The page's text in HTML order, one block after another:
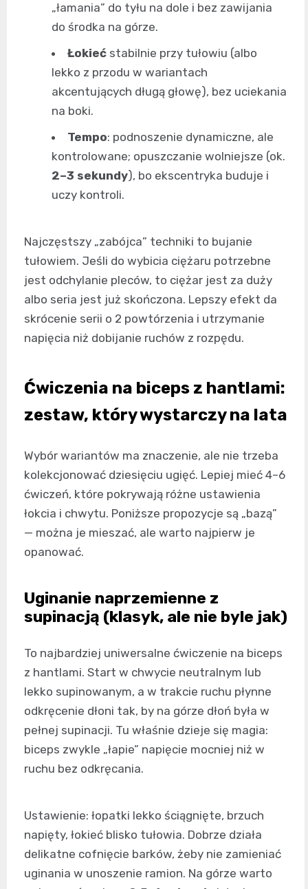
„łamania” do tyłu na dole i bez zawijania
do środka na górze.
Łokieć stabilnie przy tułowiu (albo
lekko z przodu w wariantach
akcentujących długą głowę), bez uciekania
na boki.
Tempo: podnoszenie dynamiczne, ale
kontrolowane; opuszczanie wolniejsze (ok.
2–3 sekundy), bo ekscentryka buduje i
uczy kontroli.
Najczęstszy „zabójca” techniki to bujanie
tułowiem. Jeśli do wybicia ciężaru potrzebne
jest odchylanie pleców, to ciężar jest za duży
albo seria jest już skończona. Lepszy efekt da
skrócenie serii o 2 powtórzenia i utrzymanie
napięcia niż dobijanie ruchów z rozpędu.
Ćwiczenia na biceps z hantlami:
zestaw, który wystarczy na lata
Wybór wariantów ma znaczenie, ale nie trzeba
kolekcjonować dziesięciu ugięć. Lepiej mieć 4–6
ćwiczeń, które pokrywają różne ustawienia
łokcia i chwytu. Poniższe propozycje są „bazą”
— można je mieszać, ale warto najpierw je
opanować.
Uginanie naprzemienne z
supinacją (klasyk, ale nie byle jak)
To najbardziej uniwersalne ćwiczenie na biceps
z hantlami. Start w chwycie neutralnym lub
lekko supinowanym, a w trakcie ruchu płynne
odkręcenie dłoni tak, by na górze dłoń była w
pełnej supinacji. Tu właśnie dzieje się magia:
biceps zwykle „łapie” napięcie mocniej niż w
ruchu bez odkręcania.
Ustawienie: łopatki lekko ściągnięte, brzuch
napięty, łokieć blisko tułowia. Dobrze działa
delikatne cofnięcie barków, żeby nie zamieniać
uginania w unoszenie ramion. Na górze warto